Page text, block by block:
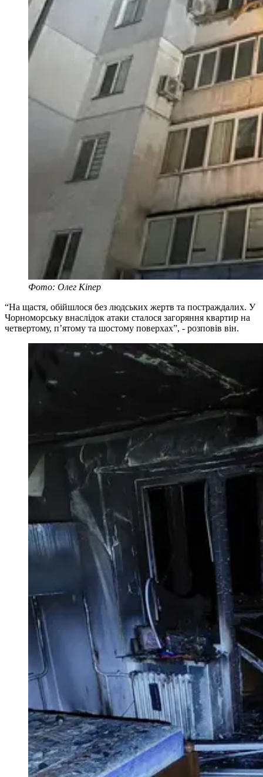
Фото: Олег Кіпер
“На щастя, обійшлося без людських жертв та постраждалих. У
Чорноморську внаслідок атаки сталося загоряння квартир на
четвертому, п’ятому та шостому поверхах”, - розповів він.